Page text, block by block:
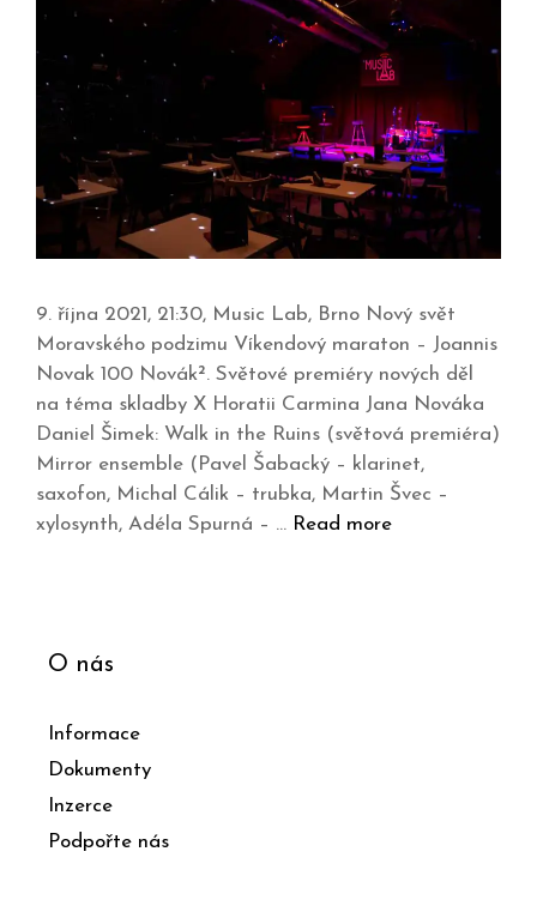
9. října 2021, 21:30, Music Lab, Brno Nový svět
Moravského podzimu Víkendový maraton – Joannis
Novak 100 Novák². Světové premiéry nových děl
na téma skladby X Horatii Carmina Jana Nováka
Daniel Šimek: Walk in the Ruins (světová premiéra)
Mirror ensemble (Pavel Šabacký – klarinet,
saxofon, Michal Cálik – trubka, Martin Švec –
xylosynth, Adéla Spurná – … Read more
O nás
Informace
Dokumenty
Inzerce
Podpořte nás